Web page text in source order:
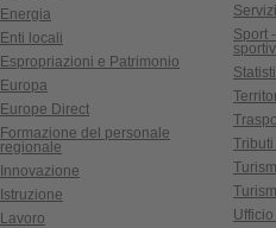
Energia
Enti locali
Espropriazioni e Patrimonio
Europa
Europe Direct
Formazione del personale
regionale
Innovazione
Istruzione
Lavoro
Sport